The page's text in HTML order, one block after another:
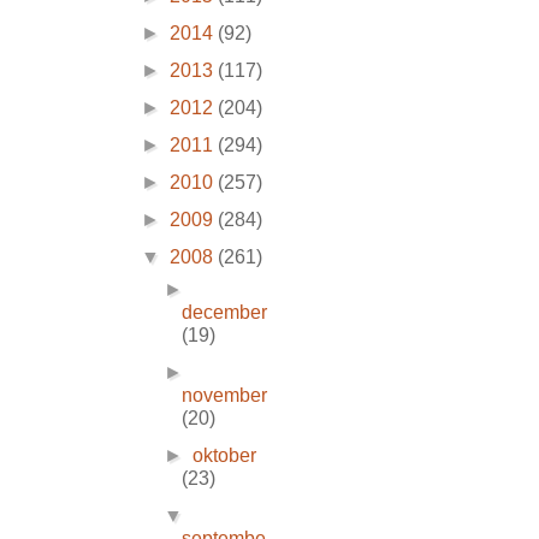
► 2014 (92)
► 2013 (117)
► 2012 (204)
► 2011 (294)
► 2010 (257)
► 2009 (284)
▼ 2008 (261)
►
december
(19)
►
november
(20)
►oktober
(23)
▼